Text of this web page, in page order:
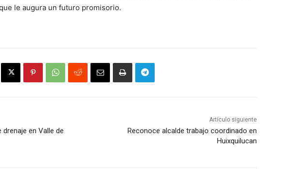
le augura un futuro promisorio.
en Valle de
Artículo siguiente
Reconoce alcalde trabajo coordinado en
Huixquilucan